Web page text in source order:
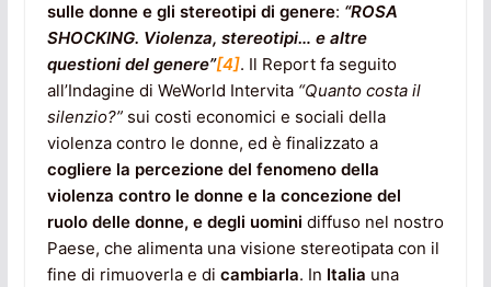
sulle donne e gli stereotipi di genere: “ROSA
SHOCKING. Violenza, stereotipi… e altre
questioni del genere”[4]. Il Report fa seguito
all’Indagine di WeWorld Intervita “Quanto costa il
silenzio?”sui costi economici e sociali della
violenza contro le donne, ed è finalizzato a
cogliere la percezione del fenomeno della
violenza contro le donne e la concezione del
ruolo delle donne, e degli uomini diffuso nel nostro
Paese, che alimenta una visione stereotipata con il
fine di rimuoverla e di cambiarla. In Italia una